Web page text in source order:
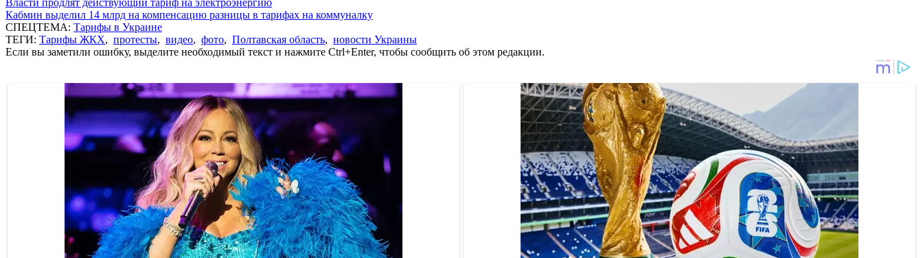
Кабмин выделил 14 млрд на компенсацию разницы в тарифах на коммуналку
СПЕЦТЕМА: Тарифы в Украине
ТЕГИ: Тарифы ЖКХ, протесты, видео, фото, Полтавская область, новости Украины
Если вы заметили ошибку, выделите необходимый текст и нажмите Ctrl+Enter, чтобы сообщить об этом редакции.